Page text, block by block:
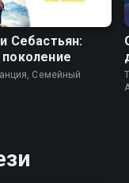
Себастьян:
Cемейный